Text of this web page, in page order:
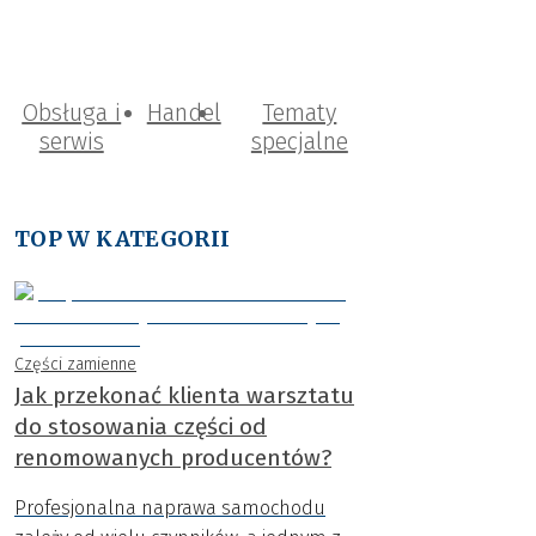
Obsługa i
serwis
Handel
Tematy
specjalne
TOP W KATEGORII
Części zamienne
Jak przekonać klienta warsztatu
do stosowania części od
renomowanych producentów?
Profesjonalna naprawa samochodu